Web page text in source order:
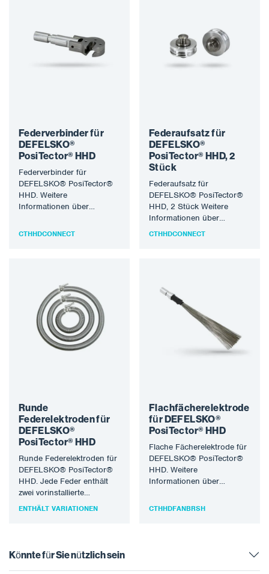
Federverbinder für
DEFELSKO®
PosiTector® HHD
Federverbinder für
DEFELSKO® PosiTector®
HHD. Weitere
Informationen über
finden Sie unter
CTHHDCONNECT
Federaufsatz für
DEFELSKO®
PosiTector® HHD, 2
Stück
Federaufsatz für
DEFELSKO® PosiTector®
HHD, 2 Stück Weitere
Informationen über
DEFELSKO®-Produkte
CTHHDCONNECT
Runde
Federelektroden für
DEFELSKO®
PosiTector® HHD
Runde Federelektroden für
DEFELSKO® PosiTector®
HHD. Jede Feder enthält
zwei vorinstallierte
Federkupplungen. Zum
ENTHÄLT VARIATIONEN
Flachfächerelektrode
für DEFELSKO®
PosiTector® HHD
Flache Fächerelektrode für
DEFELSKO® PosiTector®
HHD. Weitere
Informationen über
finden Sie unter
CTHHDFANBRSH
Könnte für Sie nützlich sein